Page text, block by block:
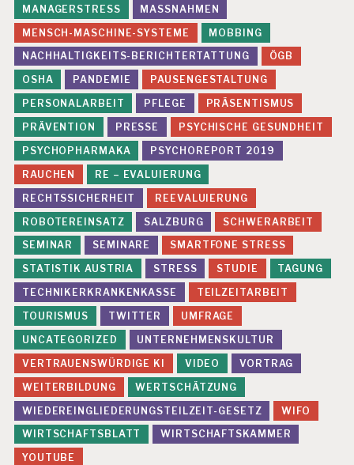
MANAGERSTRESS
MASSNAHMEN
MENSCH-MASCHINE-SYSTEME
MOBBING
NACHHALTIGKEITS-BERICHTERTATTUNG
ÖGB
OSHA
PANDEMIE
PAUSENGESTALTUNG
PERSONALARBEIT
PFLEGE
PRÄSENTISMUS
PRÄVENTION
PRESSE
PSYCHISCHE GESUNDHEIT
PSYCHOPHARMAKA
PSYCHOREPORT 2019
RAUCHEN
RE – EVALUIERUNG
RECHTSSICHERHEIT
REEVALUIERUNG
ROBOTEREINSATZ
SALZBURG
SCHWERARBEIT
SEMINAR
SEMINARE
SMARTFONE STRESS
STATISTIK AUSTRIA
STRESS STUDIE
TAGUNG
TECHNIKERKRANKENKASSE
TEILZEITARBEIT
TOURISMUS
TWITTER
UMFRAGE
UNCATEGORIZED
UNTERNEHMENSKULTUR
VERTRAUENSWÜRDIGE KI
VIDEO
VORTRAG
WEITERBILDUNG
WERTSCHÄTZUNG
WIEDEREINGLIEDERUNGSTEILZEIT-GESETZ
WIFO
WIRTSCHAFTSBLATT
WIRTSCHAFTSKAMMER
YOUTUBE